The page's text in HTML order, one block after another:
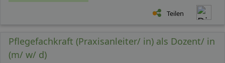
Teilen
Pflegefachkraft (Praxisanleiter/ in) als Dozent/ in
(m/ w/ d)